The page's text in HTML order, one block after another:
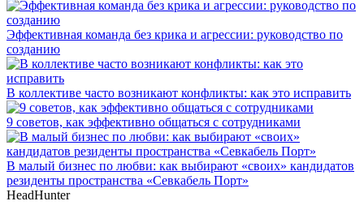
Эффективная команда без крика и агрессии: руководство по
созданию
В коллективе часто возникают конфликты: как это исправить
9 советов, как эффективно общаться с сотрудниками
В малый бизнес по любви: как выбирают «своих» кандидатов
резиденты пространства «Севкабель Порт»
HeadHunter